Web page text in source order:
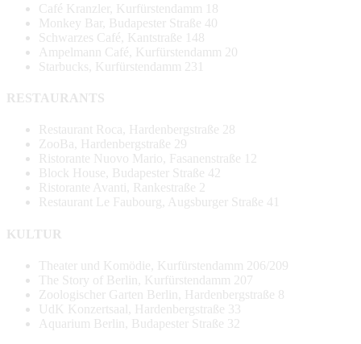
Café Kranzler, Kurfürstendamm 18
Monkey Bar, Budapester Straße 40
Schwarzes Café, Kantstraße 148
Ampelmann Café, Kurfürstendamm 20
Starbucks, Kurfürstendamm 231
RESTAURANTS
Restaurant Roca, Hardenbergstraße 28
ZooBa, Hardenbergstraße 29
Ristorante Nuovo Mario, Fasanenstraße 12
Block House, Budapester Straße 42
Ristorante Avanti, Rankestraße 2
Restaurant Le Faubourg, Augsburger Straße 41
KULTUR
Theater und Komödie, Kurfürstendamm 206/209
The Story of Berlin, Kurfürstendamm 207
Zoologischer Garten Berlin, Hardenbergstraße 8
UdK Konzertsaal, Hardenbergstraße 33
Aquarium Berlin, Budapester Straße 32